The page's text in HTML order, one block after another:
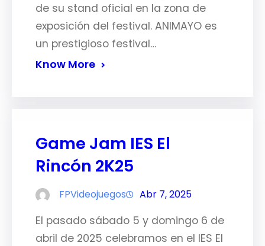
de su stand oficial en la zona de
exposición del festival. ANIMAYO es
un prestigioso festival…
Know More
Game Jam IES El
Rincón 2K25
FPVideojuegos Abr 7, 2025
El pasado sábado 5 y domingo 6 de
abril de 2025 celebramos en el IES El